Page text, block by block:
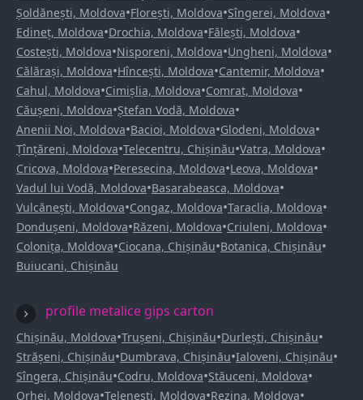
Șoldănești, Moldova•Florești, Moldova•Sîngerei, Moldova•
Edineț, Moldova•Drochia, Moldova•Fălești, Moldova•
Costești, Moldova•Nisporeni, Moldova•Ungheni, Moldova•
Călărași, Moldova•Hîncești, Moldova•Cantemir, Moldova•
Cahul, Moldova•Cimișlia, Moldova•Comrat, Moldova•
Căușeni, Moldova•Ștefan Vodă, Moldova•
Anenii Noi, Moldova•Bacioi, Moldova•Glodeni, Moldova•
Țînțăreni, Moldova•Telecentru, Chișinău•Vatra, Moldova•
Cricova, Moldova•Peresecina, Moldova•Leova, Moldova•
Vadul lui Vodă, Moldova•Basarabeasca, Moldova•
Vulcănești, Moldova•Congaz, Moldova•Taraclia, Moldova•
Dondușeni, Moldova•Răzeni, Moldova•Criuleni, Moldova•
Colonița, Moldova•Ciocana, Chișinău•Botanica, Chișinău•
Buiucani, Chișinău
profile metalice gips carton
Chișinău, Moldova•Trușeni, Chișinău•Durlești, Chișinău•
Strășeni, Chișinău•Dumbrava, Chișinău•Ialoveni, Chișinău•
Sîngera, Chișinău•Codru, Moldova•Stăuceni, Moldova•
Orhei, Moldova•Telenești, Moldova•Rezina, Moldova•